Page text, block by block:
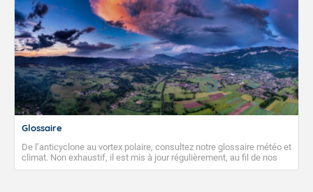
Glossaire
De l’anticyclone au vortex polaire, consultez notre glossaire météo et
climat. Non exhaustif, il est mis à jour régulièrement, au fil de nos
publications. Vous y trouverez également des liens utiles vers nos